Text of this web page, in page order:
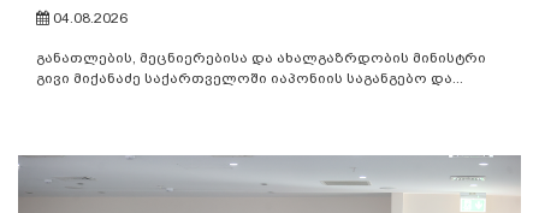
04.08.2026
განათლების, მეცნიერებისა და ახალგაზრდობის მინისტრი
გივი მიქანაძე საქართველოში იაპონიის საგანგებო და...